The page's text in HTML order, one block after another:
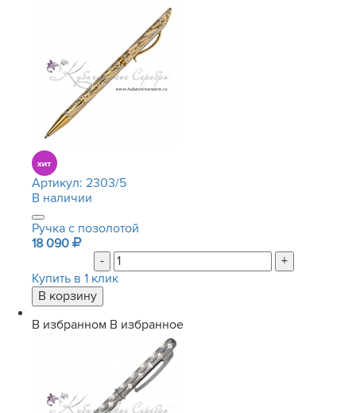
Артикул: 2303/5
В наличии
Ручка с позолотой
18 090
-
+
Купить в 1 клик
В избранном В избранное